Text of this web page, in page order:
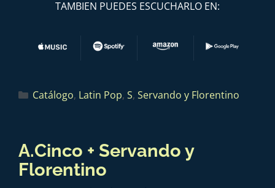
TAMBIEN PUEDES ESCUCHARLO EN:
Catálogo, Latin Pop, S, Servando y Florentino
A.Cinco + Servando y
Florentino